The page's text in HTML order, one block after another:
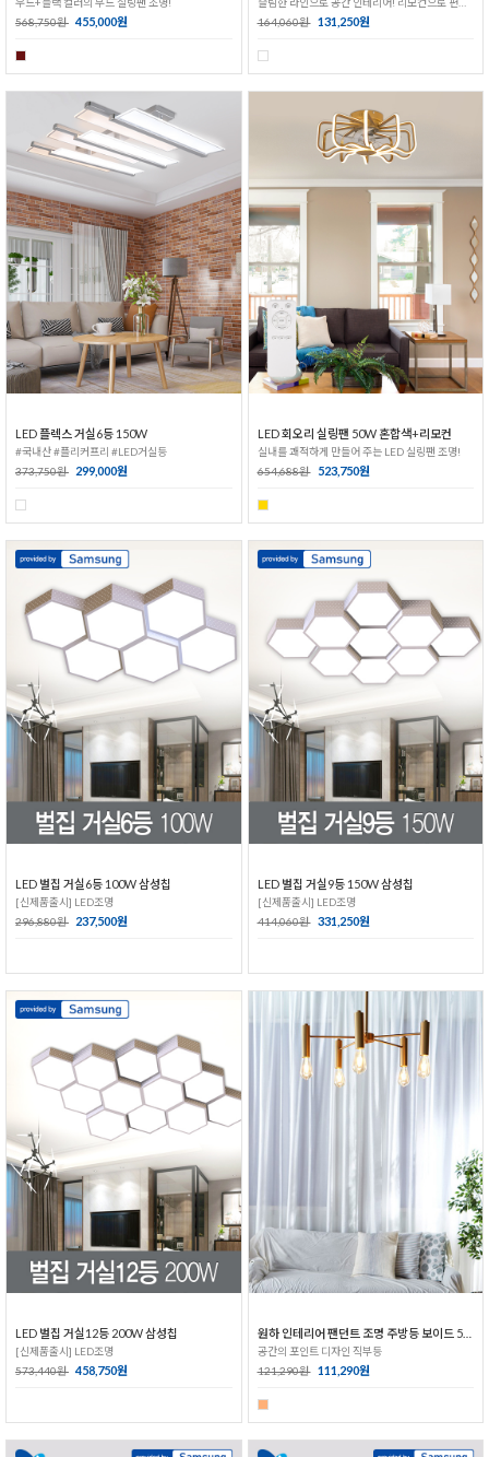
568,750원 455,000원
164,060원 131,250원
LED 플렉스 거실6등 150W
#국내산 #플리커프리 #LED거실등
373,750원 299,000원
LED 회오리 실링팬 50W 혼합색+리모컨
실내를 쾌적하게 만들어 주는 LED 실링팬 조명!
654,688원
523,750원
LED 벌집 거실6등 100W 삼성칩
[신제품출시] LED조명
296,880원 237,500원
LED 벌집 거실9등 150W 삼성칩
[신제품출시] LED조명
414,060원 331,250원
LED 벌집 거실12등 200W 삼성칩
[신제품출시] LED조명
573,440원 458,750원
원하 인테리어 팬던트 조명 주방등 보이드 5등 골드
공간의 포인트 디자인 직부등
121,290원 111,290원